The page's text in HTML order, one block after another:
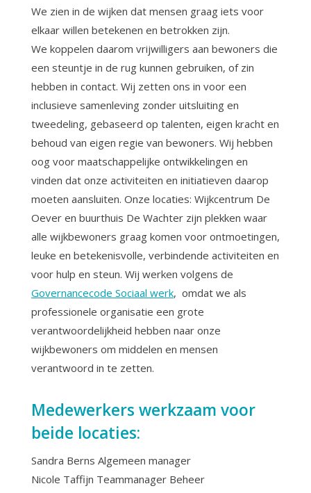
We zien in de wijken dat mensen graag iets voor
elkaar willen betekenen en betrokken zijn.
We koppelen daarom vrijwilligers aan bewoners die
een steuntje in de rug kunnen gebruiken, of zin
hebben in contact. Wij zetten ons in voor een
inclusieve samenleving zonder uitsluiting en
tweedeling, gebaseerd op talenten, eigen kracht en
behoud van eigen regie van bewoners. Wij hebben
oog voor maatschappelijke ontwikkelingen en
vinden dat onze activiteiten en initiatieven daarop
moeten aansluiten. Onze locaties: Wijkcentrum De
Oever en buurthuis De Wachter zijn plekken waar
alle wijkbewoners graag komen voor ontmoetingen,
leuke en betekenisvolle, verbindende activiteiten en
voor hulp en steun. Wij werken volgens de
Governancecode Sociaal werk, omdat we als
professionele organisatie een grote
verantwoordelijkheid hebben naar onze
wijkbewoners om middelen en mensen
verantwoord in te zetten.
Medewerkers werkzaam voor
beide locaties:
Sandra Berns Algemeen manager
Nicole Taffijn Teammanager Beheer